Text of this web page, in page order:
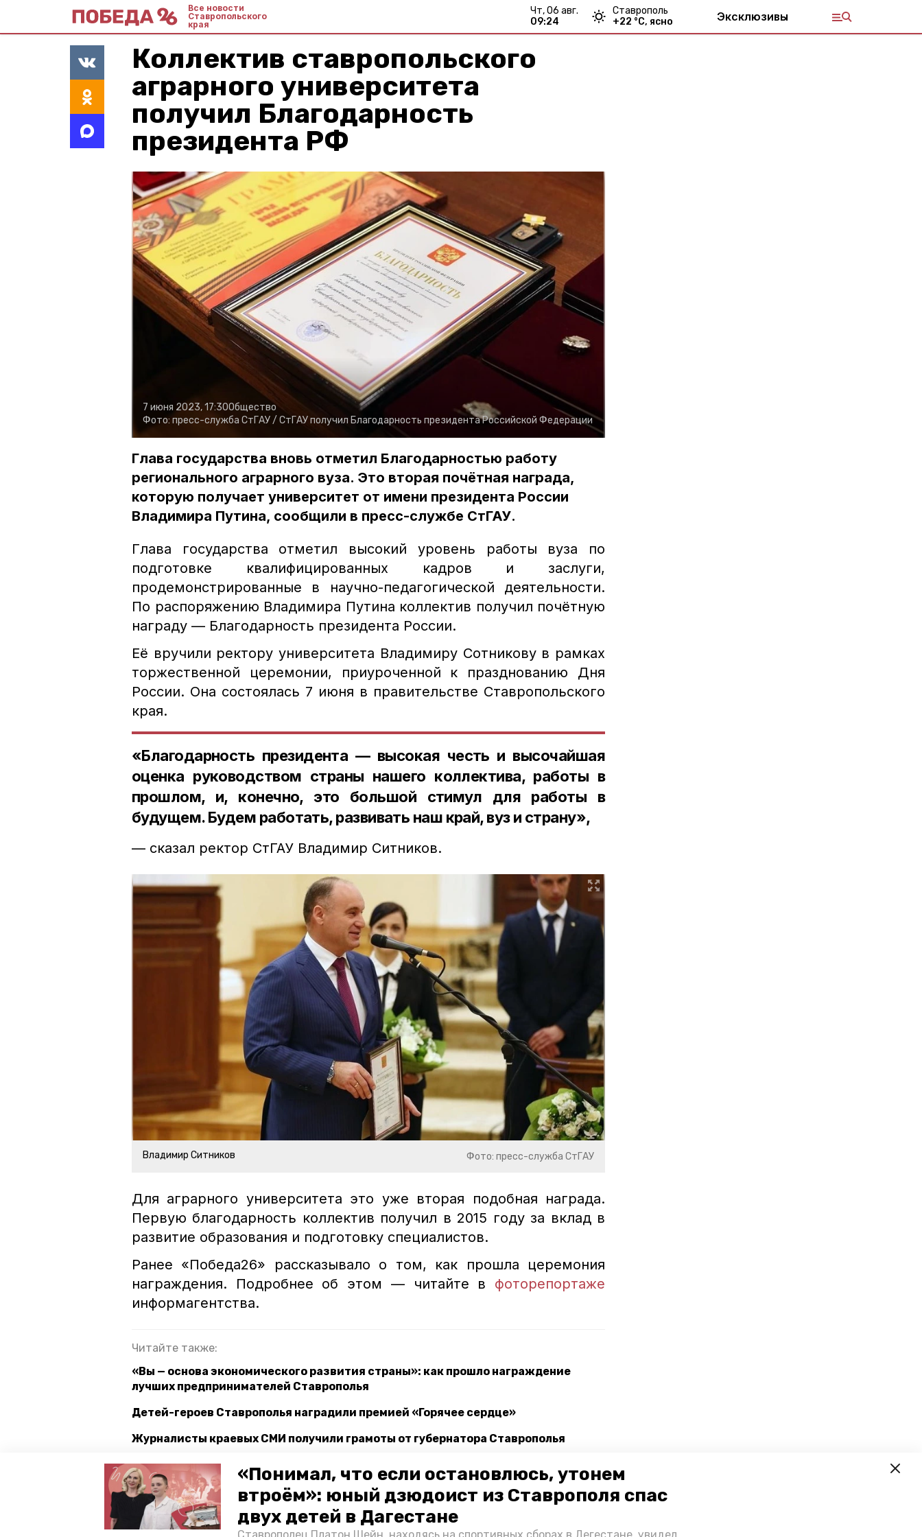
«Понимал, что если остановлюсь, утонем
втроём»: юный дзюдоист из Ставрополя спас
двух детей в Дагестане
Все новости
Ставропольского
края
чт, 06 авг.
09:24
Ставрополь
+22 °С, ясно Эксклюзивы
Коллектив ставропольского
аграрного университета
получил Благодарность
президента РФ
7 июня 2023, 17:30Общество
Фото:пресс-служба СтГАУ / СтГАУ получил Благодарность президента Российской Федерации
Глава государства вновь отметил Благодарностью работу
регионального аграрного вуза. Это вторая почётная награда,
которую получает университет от имени президента России
Владимира Путина, сообщили в пресс-службе СтГАУ.
Глава государства отметил высокий уровень работы вуза по
подготовке квалифицированных кадров и заслуги,
продемонстрированные в научно-педагогической деятельности.
По распоряжению Владимира Путина коллектив получил почётную
награду — Благодарность президента России.
Её вручили ректору университета Владимиру Сотникову в рамках
торжественной церемонии, приуроченной к празднованию Дня
России. Она состоялась 7 июня в правительстве Ставропольского
края.
«Благодарность президента — высокая честь и высочайшая
оценка руководством страны нашего коллектива, работы в
прошлом, и, конечно, это большой стимул для работы в
будущем. Будем работать, развивать наш край, вуз и страну»,
— сказал ректор СтГАУ Владимир Ситников.
Владимир Ситников Фото: пресс-служба СтГАУ
Для аграрного университета это уже вторая подобная награда.
Первую благодарность коллектив получил в 2015 году за вклад в
развитие образования и подготовку специалистов.
Ранее «Победа26» рассказывало о том, как прошла церемония
награждения. Подробнее об этом — читайте в фоторепортаже
информагентства.
Читайте также:
«Вы — основа экономического развития страны»: как прошло награждение
лучших предпринимателей Ставрополья
Детей-героев Ставрополья наградили премией «Горячее сердце»
Журналисты краевых СМИ получили грамоты от губернатора Ставрополья
ставропольский край
благодарность президента рф стгау